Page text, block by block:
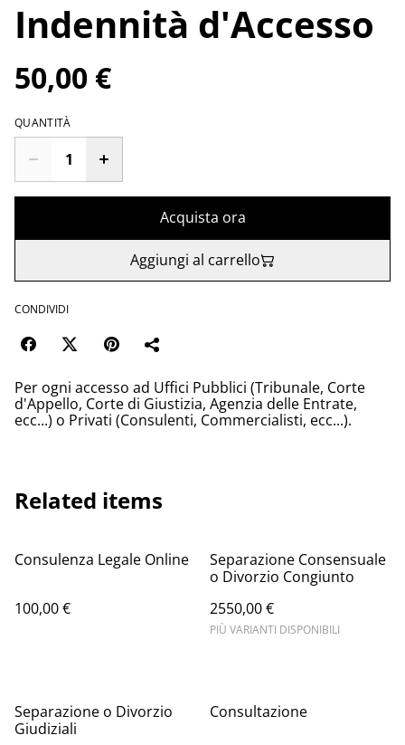
Indennità d'Accesso
50,00 €
QUANTITÀ
Acquista ora
Aggiungi al carrello
CONDIVIDI
Per ogni accesso ad Uffici Pubblici (Tribunale, Corte
d'Appello, Corte di Giustizia, Agenzia delle Entrate,
ecc...) o Privati (Consulenti, Commercialisti, ecc...).
Related items
Consulenza Legale Online
100,00 €
Separazione Consensuale
o Divorzio Congiunto
2550,00 €
PIÙ VARIANTI DISPONIBILI
Separazione o Divorzio
Giudiziali
Consultazione